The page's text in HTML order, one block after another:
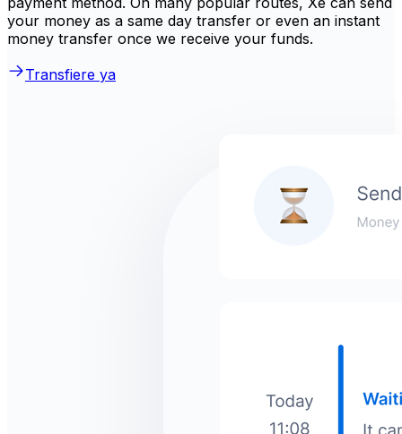
your money as a same day transfer or even an instant
money transfer once we receive your funds.
Transfiere ya